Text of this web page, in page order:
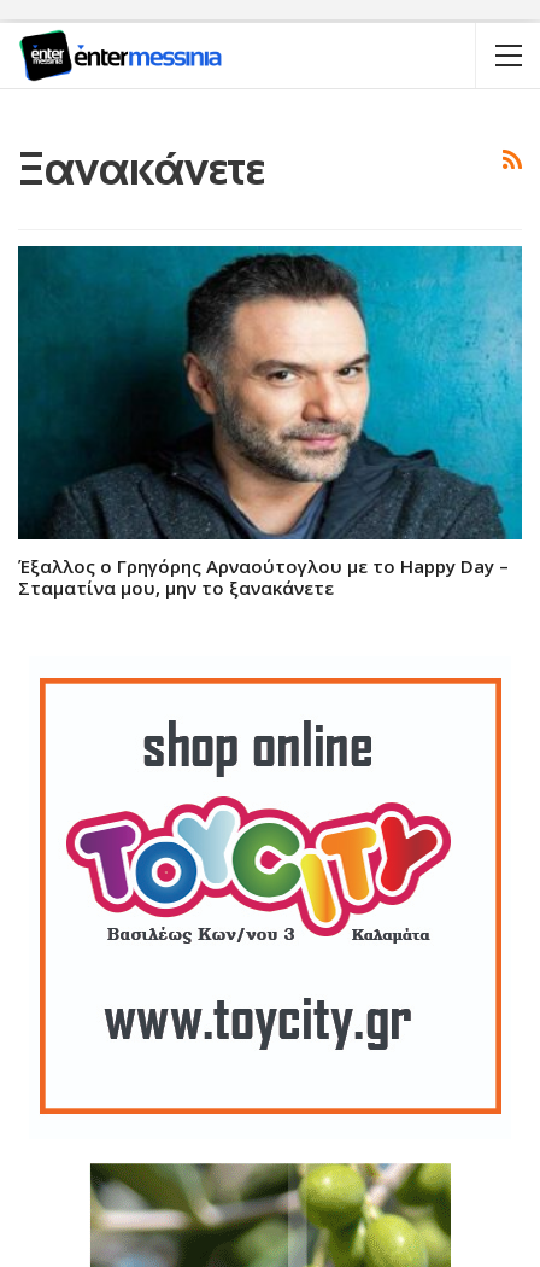
Ξανακάνετε
Έξαλλος ο Γρηγόρης Αρναούτογλου με το Happy Day –
Σταματίνα μου, μην το ξανακάνετε